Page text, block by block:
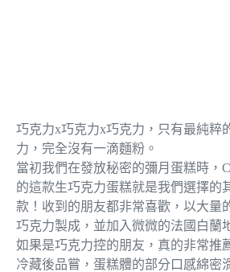
巧克力x巧克力x巧克力，只有最純粹
力，完全沒有一滴麵粉。
當初我們在發放秘密的彌月蛋糕時，
的這款生巧克力蛋糕就是我們選擇的
款！收到的朋友都非常喜歡，以大量
巧克力製成，並加入微微的法國白蘭
如果是巧克力控的朋友，真的非常推
冷藏後品嘗，蛋糕體的部分口感綿密